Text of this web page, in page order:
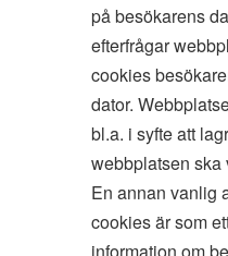
på besökarens
efterfrågar
cookies
dator.
bl.a. i syfte att
webbplatsen ska
En annan vanlig
cookies är som